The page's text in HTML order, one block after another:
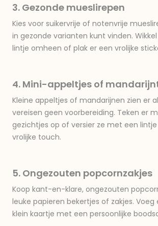
3. Gezonde mueslirepen
Kies voor suikervrije of notenvrije
in gezonde varianten kunt vinden.
lintje omheen of plak er een vrolijke
4. Mini-appeltjes of
Kleine appeltjes of mandarijnen zien er
vereisen geen voorbereiding. Teken er
gezichtjes op of versier ze met een
vrolijke touch.
5. Ongezouten popcornzakjes
Koop kant-en-klare, ongezouten
leuke papieren bekertjes of zakjes.
klein kaartje met een persoonlijke